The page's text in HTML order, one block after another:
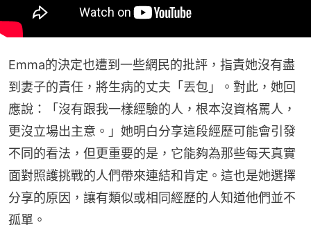
Emma的決定也遭到一些網民的批評，指責她沒有盡
到妻子的責任，將生病的丈夫「丟包」。對此，她回
應說：「沒有跟我一樣經驗的人，根本沒資格罵人，
更沒立場出主意。」她明白分享這段經歷可能會引發
不同的看法，但更重要的是，它能夠為那些每天真實
面對照護挑戰的人們帶來連結和肯定。這也是她選擇
分享的原因，讓有類似或相同經歷的人知道他們並不
孤單。